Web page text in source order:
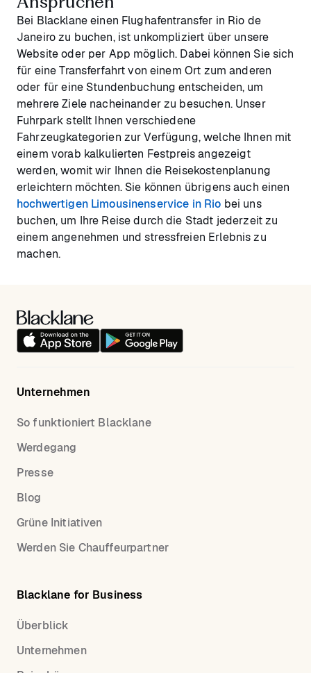
Bei Blacklane einen Flughafentransfer in Rio de
Janeiro zu buchen, ist unkompliziert über unsere
Website oder per App möglich. Dabei können Sie sich
für eine Transferfahrt von einem Ort zum anderen
oder für eine Stundenbuchung entscheiden, um
mehrere Ziele nacheinander zu besuchen. Unser
Fuhrpark stellt Ihnen verschiedene
Fahrzeugkategorien zur Verfügung, welche Ihnen mit
einem vorab kalkulierten Festpreis angezeigt
werden, womit wir Ihnen die Reisekostenplanung
erleichtern möchten. Sie können übrigens auch einen
hochwertigen Limousinenservice in Rio bei uns
buchen, um Ihre Reise durch die Stadt jederzeit zu
einem angenehmen und stressfreien Erlebnis zu
machen.
Unternehmen
So funktioniert Blacklane
Werdegang
Presse
Blog
Grüne Initiativen
Werden Sie Chauffeurpartner
Blacklane for Business
Überblick
Unternehmen